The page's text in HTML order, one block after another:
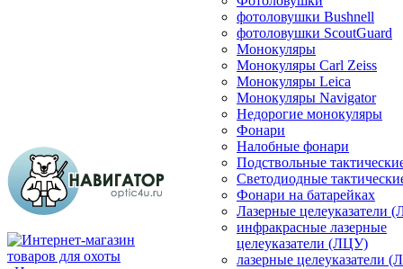
фотоловушки Bushnell
фотоловушки ScoutGuard
Монокуляры
Монокуляры Carl Zeiss
Монокуляры Leica
Монокуляры Navigator
Недорогие монокуляры
Фонари
Налобные фонари
Подствольные
Светодиодные
Фонари на батарейках
Лазерные целеуказатели
инфракрасные лазерные
целеуказатели (ЛЦУ)
лазерные целеуказатели